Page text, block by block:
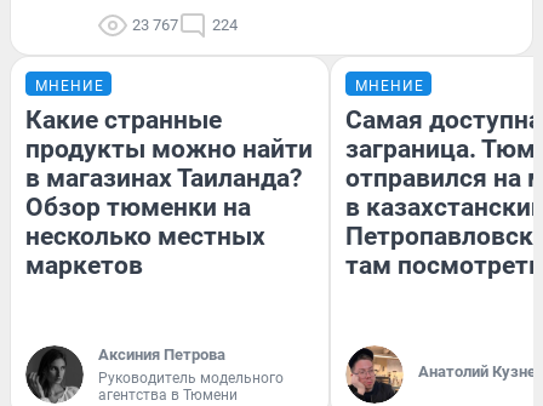
23 767 224
МНЕНИЕ
Какие странные
продукты можно найти
в магазинах Таиланда?
Обзор тюменки на
несколько местных
маркетов
Аксиния Петрова
Руководитель модельного
агентства в Тюмени
МНЕНИЕ
Самая
заграница.
отправился на
в
там посмотреть
Анатолий